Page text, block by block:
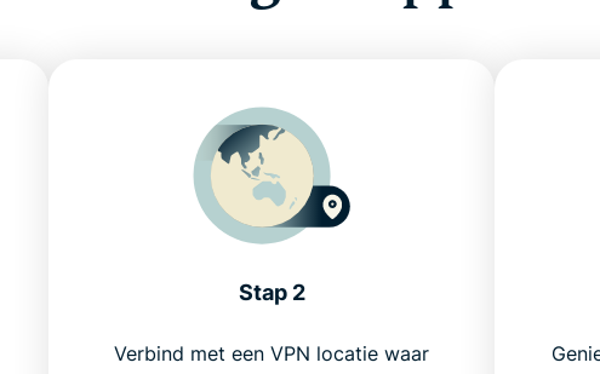
Stap 2
Verbind met een VPN locatie waar